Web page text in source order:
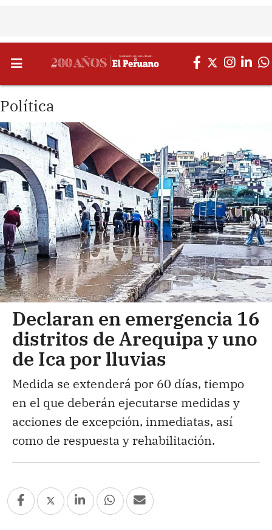
Política
Declaran en emergencia 16
distritos de Arequipa y uno
de Ica por lluvias
Medida se extenderá por 60 días, tiempo
en el que deberán ejecutarse medidas y
acciones de excepción, inmediatas, así
como de respuesta y rehabilitación.